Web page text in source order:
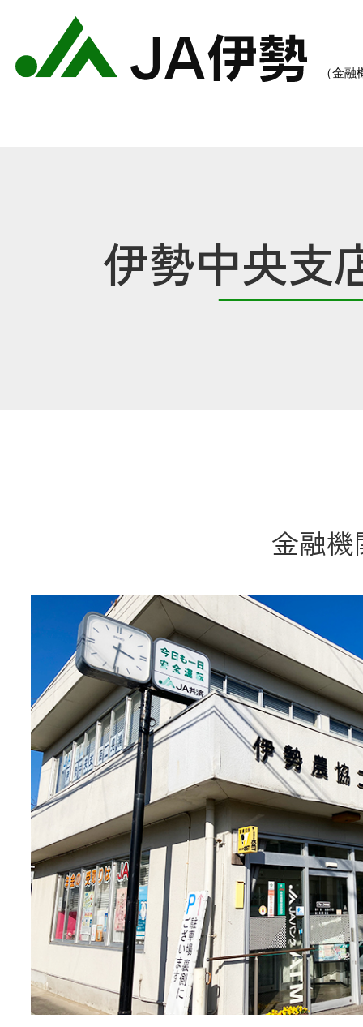
農業のご案内 各種手数料一覧 各種
農業
食
JAバンク
JA共済
くらし
JA伊勢について
伊勢中央支
金融機